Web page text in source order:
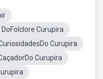
DoFolclore Curupira
Curupira
Curupira